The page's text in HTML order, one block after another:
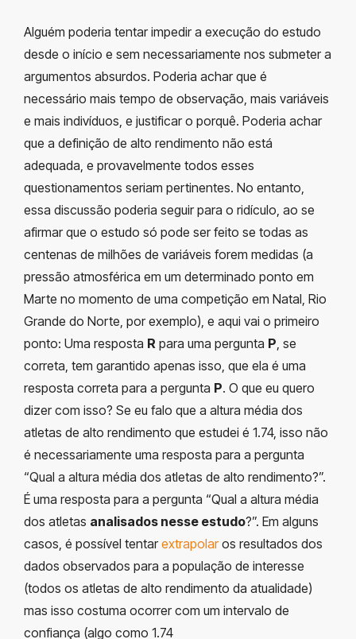
Alguém poderia tentar impedir a execução do estudo
desde o início e sem necessariamente nos submeter a
argumentos absurdos. Poderia achar que é
necessário mais tempo de observação, mais variáveis
e mais indivíduos, e justificar o porquê. Poderia achar
que a definição de alto rendimento não está
adequada, e provavelmente todos esses
questionamentos seriam pertinentes. No entanto,
essa discussão poderia seguir para o ridículo, ao se
afirmar que o estudo só pode ser feito se todas as
centenas de milhões de variáveis forem medidas (a
pressão atmosférica em um determinado ponto em
Marte no momento de uma competição em Natal, Rio
Grande do Norte, por exemplo), e aqui vai o primeiro
ponto: Uma resposta R para uma pergunta P, se
correta, tem garantido apenas isso, que ela é uma
resposta correta para a pergunta P. O que eu quero
dizer com isso? Se eu falo que a altura média dos
atletas de alto rendimento que estudei é 1.74, isso não
é necessariamente uma resposta para a pergunta
“Qual a altura média dos atletas de alto rendimento?”.
É uma resposta para a pergunta “Qual a altura média
dos atletas analisados nesse estudo?”. Em alguns
casos, é possível tentarextrapolaros resultados dos
dados observados para a população de interesse
(todos os atletas de alto rendimento da atualidade)
mas isso costuma ocorrer com um intervalo de
confiança (algo como 1.74